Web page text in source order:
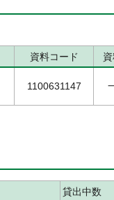
資料コード
1100631147
貸出中数